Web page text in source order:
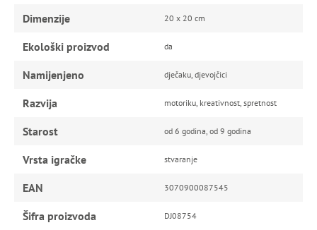
Dimenzije 20 x 20 cm
Ekološki proizvod da
Namijenjeno dječaku, djevojčici
Razvija motoriku, kreativnost, spretnost
Starost od 6 godina, od 9 godina
Vrsta igračke stvaranje
EAN 3070900087545
Šifra proizvoda DJ08754